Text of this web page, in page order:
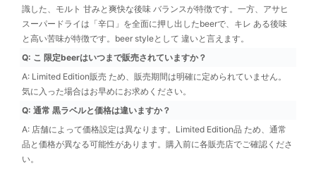
識した、モルト 甘みと爽快な後味 バランスが特徴です。一方、アサヒ
スーパードライは「辛口」を全面に押し出したbeerで、キレ ある後味
と高い苦味が特徴です。beer styleとして 違いと言えます。
Q: こ 限定beerはいつまで販売されていますか？
A: Limited Edition販売 ため、販売期間は明確に定められていません。
気に入った場合はお早めにお求めください。
Q: 通常 黒ラベルと価格は違いますか？
A: 店舗によって価格設定は異なります。Limited Edition品 ため、通常
品と価格が異なる可能性があります。購入前に各販売店でご確認くださ
い。